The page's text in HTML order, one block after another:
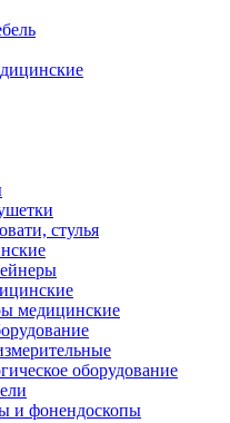
стулья
медицинские
оборудование
и фонендоскопы